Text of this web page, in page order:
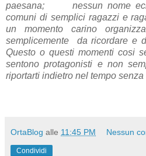
paesana; nessun nome
comuni di semplici ragazzi e
un momento carino
semplicemente da ricordare e
Questo o questi momenti cosi
sentono protagonisti e non
riportarti indietro nel tempo
OrtaBlog alle 11:45 PM Nessun
Condividi